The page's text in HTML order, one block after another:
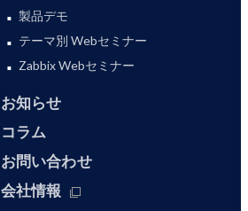
製品デモ
テーマ別 Webセミナー
Zabbix Webセミナー
お知らせ
コラム
お問い合わせ
会社情報